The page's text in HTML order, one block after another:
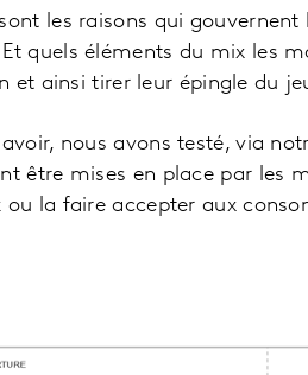
les raisons qui
Et quels éléments du mix les
et ainsi tirer leur épingle du
nous avons testé, via
être mises en place par les
ou la faire accepter aux